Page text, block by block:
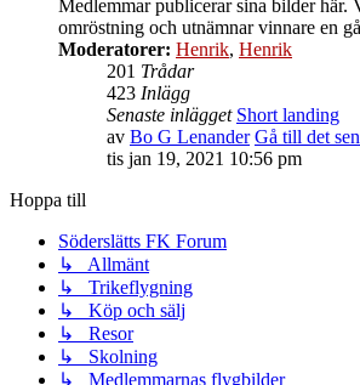
Medlemmar publicerar sina bilder här.
omröstning och utnämnar vinnare en
Moderatorer: Henrik, Henrik
201 Trådar
423 Inlägg
Senaste inlägget Short landing
av Bo G Lenander Gå till det
tis jan 19, 2021 10:56 pm
Hoppa till
Söderslätts FK Forum
↳ Allmänt
↳ Trikeflygning
↳ Köp och sälj
↳ Resor
↳ Skolning
↳ Medlemmarnas flygbilder